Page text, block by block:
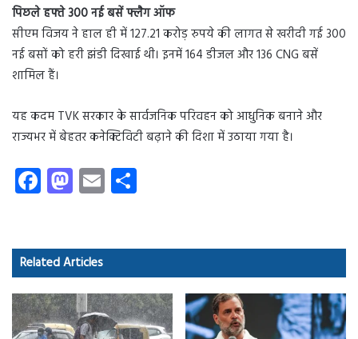
पिछले हफ्ते 300 नई बसें फ्लैग ऑफ
सीएम विजय ने हाल ही में 127.21 करोड़ रुपये की लागत से खरीदी गई 300
नई बसों को हरी झंडी दिखाई थी। इनमें 164 डीजल और 136 CNG बसें
शामिल हैं।
यह कदम TVK सरकार के सार्वजनिक परिवहन को आधुनिक बनाने और
राज्यभर में बेहतर कनेक्टिविटी बढ़ाने की दिशा में उठाया गया है।
Fa
ce
o
ok
M
as
d
o
n
E
m
Related Articles